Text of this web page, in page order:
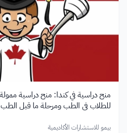
للطلاب في الطب ومرحلة ما قبل الطب
بيمو للاستشارات الأكاديمية